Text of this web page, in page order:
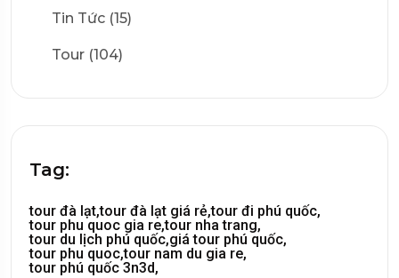
Tin Tức (15)
Tour (104)
Tag:
tour đà lạt,tour đà lạt giá rẻ,tour đi phú quốc,
tour phu quoc gia re,tour nha trang,
tour du lịch phú quốc,giá tour phú quốc,
tour phu quoc,tour nam du gia re,
tour phú quốc 3n3d,